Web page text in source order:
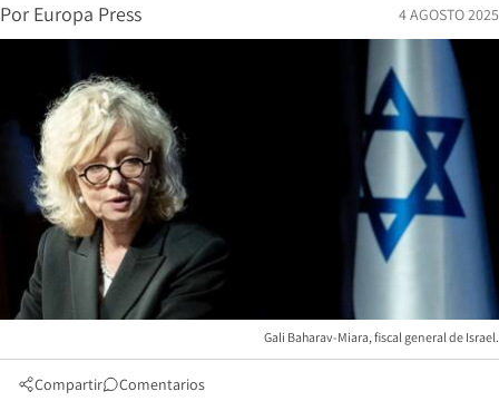
Por Europa Press 4 AGOSTO 2025
Gali Baharav-Miara, fiscal general de Israel.
Compartir Comentarios